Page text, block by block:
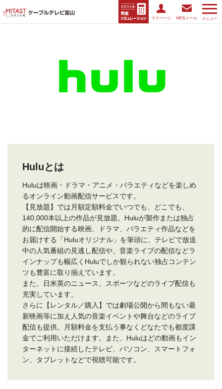
メニュー
マイページ WEBメール
Huluとは
Huluは映画・ドラマ・アニメ・バラエティなどを楽しめ
るオンライン動画配信サービスです。
【見放題】では月額定額料金でいつでも、どこでも、
140,000本以上の作品が見放題。Huluが製作または独占
的に配信開始する映画、ドラマ、バラエティ作品などを
お届けする「Huluオリジナル」を筆頭に、テレビで放送
中の人気番組の見逃し配信や、音楽ライブの配信などラ
インナップも幅広くHuluでしか観られない独占コンテン
ツも豊富に取り揃えています。
また、日米英のニュース、スポーツなどのライブ配信も
充実しています。
さらに【レンタル／購入】では劇場公開から間もない最
新映画等に加え人気の音楽イベントや舞台などのライブ
配信も提供。月額料金を支払う事なくどなたでも都度課
金でご利用いただけます。また、Huluはどの動画もイン
ターネットに接続したテレビ、パソコン、スマートフォ
ン、タブレットなどで視聴可能です。